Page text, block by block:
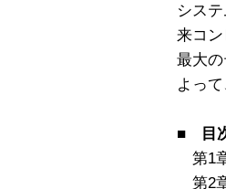
シス
来コ
最大
よっ
■ 目
第1
第2